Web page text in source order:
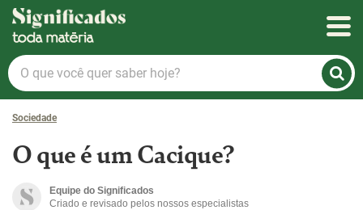
Significados
O
que
você
quer
hoje?
Sociedade
O que é um Cacique?
Equipe do Significados
Criado e revisado pelos nossos especialistas